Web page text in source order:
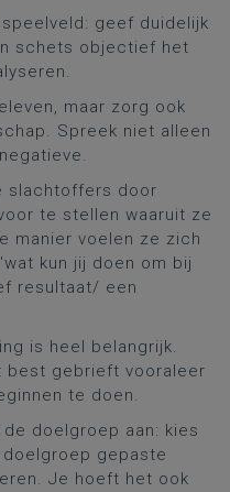
geef duidelijk
schets objectief het
maar zorg ook
Spreek niet alleen
slachtoffers door
te stellen waaruit ze
manier voelen ze zich
kun jij doen om bij
resultaat/ een
is heel belangrijk.
best gebrieft vooraleer
te doen.
doelgroep aan: kies
gepaste
Je hoeft het ook